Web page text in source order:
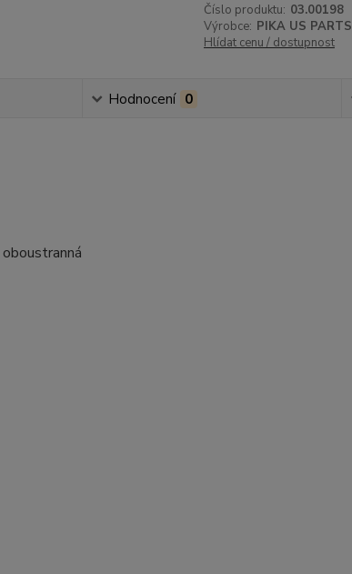
Číslo produktu: 03.00198
Výrobce: PIKA US PARTS
Hlídat cenu / dostupnost
Hodnocení 0